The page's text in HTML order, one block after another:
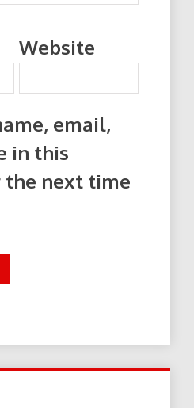
Website
email,
in this
the next time